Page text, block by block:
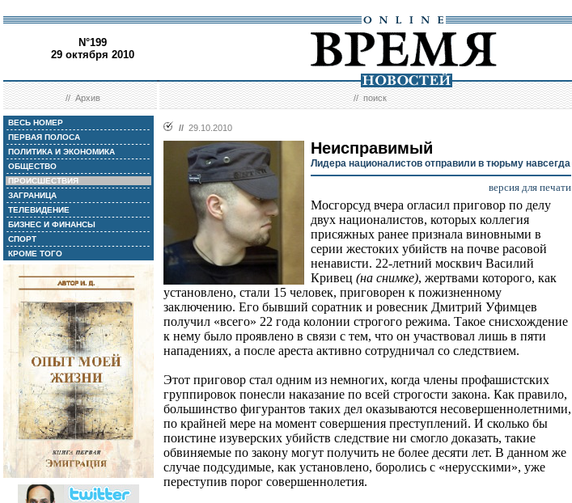
N°199
29 октября 2010
//Архив //поиск
ВЕСЬ НОМЕР
ПЕРВАЯ ПОЛОСА
ПОЛИТИКА И ЭКОНОМИКА
ОБЩЕСТВО
ПРОИСШЕСТВИЯ
ЗАГРАНИЦА
ТЕЛЕВИДЕНИЕ
БИЗНЕС И ФИНАНСЫ
СПОРТ
КРОМЕ ТОГО
// 29.10.2010
Неисправимый
Лидера националистов отправили в тюрьму навсегда
версия для печати
Мосгорсуд вчера огласил приговор по делу
двух националистов, которых коллегия
присяжных ранее признала виновными в
серии жестоких убийств на почве расовой
ненависти. 22-летний москвич Василий
Кривец (на снимке), жертвами которого, как
установлено, стали 15 человек, приговорен к пожизненному
заключению. Его бывший соратник и ровесник Дмитрий Уфимцев
получил «всего» 22 года колонии строгого режима. Такое снисхождение
к нему было проявлено в связи с тем, что он участвовал лишь в пяти
нападениях, а после ареста активно сотрудничал со следствием.
Этот приговор стал одним из немногих, когда члены профашистских
группировок понесли наказание по всей строгости закона. Как правило,
большинство фигурантов таких дел оказываются несовершеннолетними,
по крайней мере на момент совершения преступлений. И сколько бы
поистине изуверских убийств следствие ни смогло доказать, такие
обвиняемые по закону могут получить не более десяти лет. В данном же
случае подсудимые, как установлено, боролись с «нерусскими», уже
переступив порог совершеннолетия.